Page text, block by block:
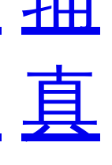
真